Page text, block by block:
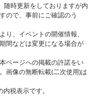
時更新をしておりますが内
ので、事前にご確認のう
、イベントの開催情報、
間などは変更になる場合が
ページへの掲載の許諾をい
画像の無断転載(二次使用)は
税表示です。